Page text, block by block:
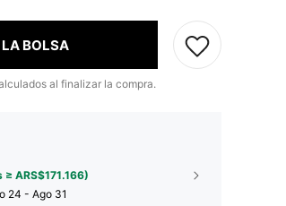
BOLSA
al finalizar la compra.
ARS$171.166)
24 - Ago 31